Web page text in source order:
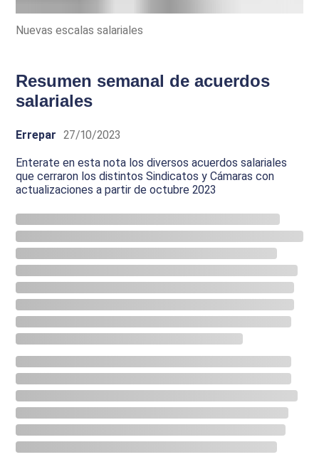
Nuevas escalas salariales
Resumen semanal de acuerdos
salariales
Errepar 27/10/2023
Enterate en esta nota los diversos acuerdos salariales
que cerraron los distintos Sindicatos y Cámaras con
actualizaciones a partir de octubre 2023